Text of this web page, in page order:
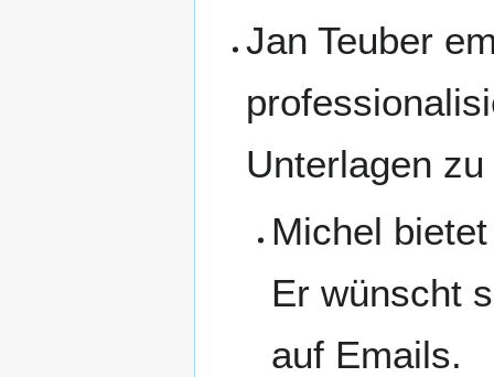
Jan Teuber
Unterlagen
Michel
Er wünscht
auf Emails.